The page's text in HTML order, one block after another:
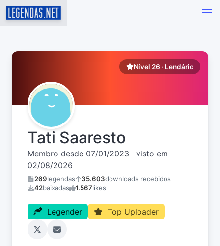
Nível 26 · Lendário
Tati Saaresto
Membro desde 07/01/2023 · visto em
02/08/2026
269legendas 35.603downloads recebidos
42baixadas 1.567likes
Legender Top Uploader